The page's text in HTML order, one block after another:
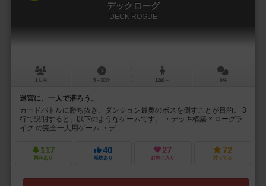
デックローグ
DECK ROGUE
1人用 5～30分 12歳～ 6件
迷宮に、一人で潜ろう。
カードバトルに勝ち抜き、ダンジョン最奥のボスを倒すことが目的。 3
行で説明すると、以下のようなゲームです。 ・デッキ構築 × ローグラ
イク の完全一人用ゲーム ・デ...
117
興味あり
40
経験あり
27
お気に入り
72
持ってる